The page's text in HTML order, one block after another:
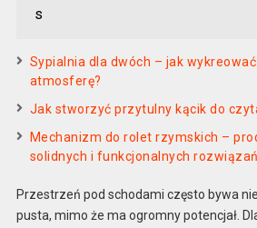
s
Sypialnia dla dwóch – jak
atmosferę?
Jak stworzyć przytulny kącik do
Mechanizm do rolet rzymskich –
solidnych i funkcjonalnych rozwiązań
Przestrzeń pod schodami często bywa
pusta, mimo że ma ogromny potencjał.